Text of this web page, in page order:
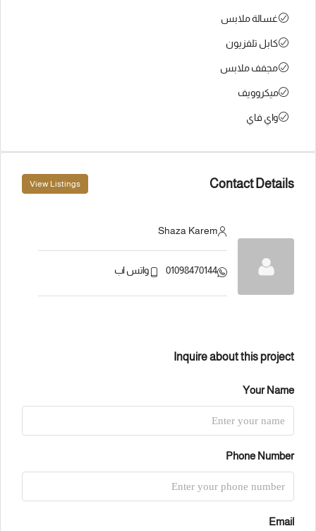
غسالة ملابس
كابل تلفزيون
مجفف ملابس
ميكروويف
واي فاي
Contact Details
View Listings
Shaza Karem
01098470144 واتس اب
Inquire about this project
Your Name
Phone Number
Email